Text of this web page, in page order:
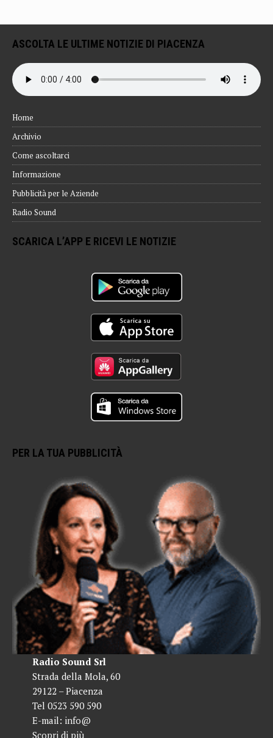
ASCOLTA LE ULTIME NOTIZIE DI PIACENZA
Home
Archivio
Come ascoltarci
Informazione
Pubblicità per le Aziende
Radio Sound
SCARICA L’APP E RICEVI LE NOTIZIE
PER LA TUA PUBBLICITÀ
Radio Sound Srl
Strada della Mola, 60
29122 – Piacenza
Tel 0523 590 590
E-mail: info@
Scopri di più